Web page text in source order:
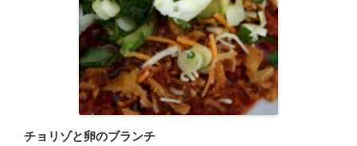
チョリゾと卵のブランチ